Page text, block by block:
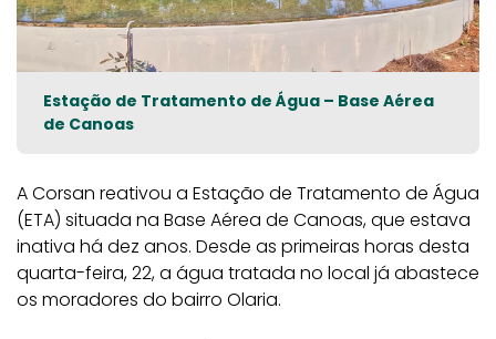
Estação de Tratamento de Água – Base Aérea
de Canoas
A Corsan reativou a Estação de Tratamento de Água
(ETA) situada na Base Aérea de Canoas, que estava
inativa há dez anos. Desde as primeiras horas desta
quarta-feira, 22, a água tratada no local já abastece
os moradores do bairro Olaria.